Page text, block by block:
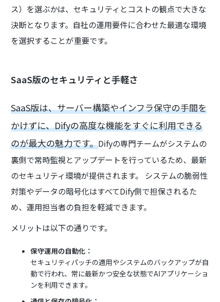
ス）を選ぶかは、セキュリティとコストの観点で大きな
決断となります。自社の運用要件に合わせた最適な環境
を選択することが重要です。
SaaS版のセキュリティと手軽さ
SaaS版は、サーバー構築やインフラ保守の手間を
かけずに、Difyの高度な機能をすぐに利用できる
のが最大の魅力です。Difyの専門チームがシステムの
裏側で常時監視とアップデートを行っているため、最新
のセキュリティ環境が提供されます。 システムの脆弱性
対策やデータの暗号化はすべてDify側で担保されるた
め、運用担当者の負担を軽減できます。
メリットは以下の通りです。
保守運用の自動化：
セキュリティパッチの適用やシステムのバックアップが自
動で行われ、常に最新かつ安全な状態でAIアプリケーショ
ンを利用できます。